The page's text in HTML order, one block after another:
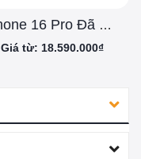
iPhone 16 Pro Đã Qua Sử Dụng
Giá từ: 18.590.000₫